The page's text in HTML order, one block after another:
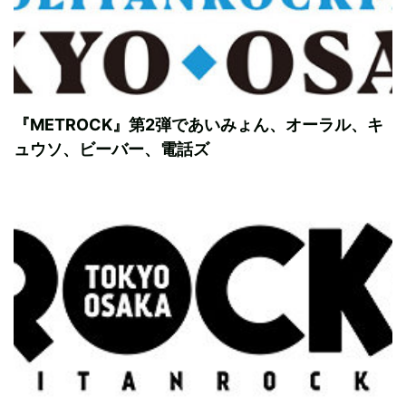
『METROCK』第2弾であいみょん、オーラル、キ
ュウソ、ビーバー、電話ズ